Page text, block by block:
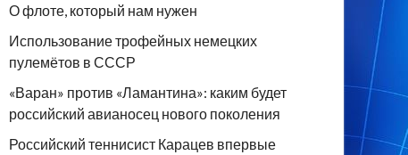
О флоте, который нам нужен
Использование трофейных немецких
пулемётов в СССР
«Варан» против «Ламантина»: каким будет
российский авианосец нового поколения
Российский теннисист Карацев впервые